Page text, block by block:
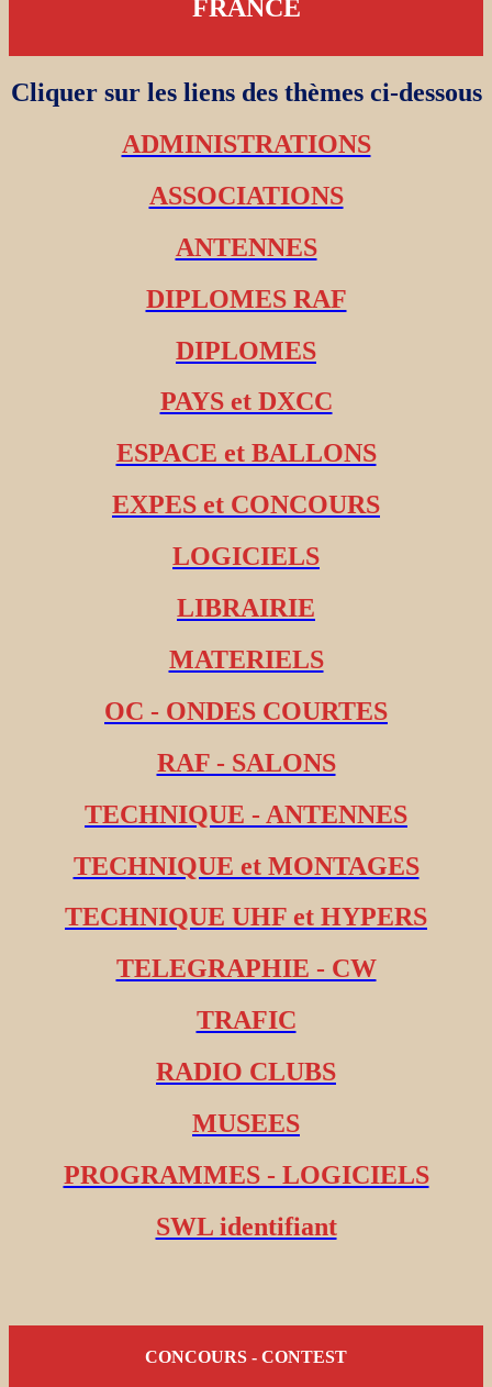
FRANCE
Cliquer sur les liens des thèmes ci-dessous
ADMINISTRATIONS
ASSOCIATIONS
ANTENNES
DIPLOMES RAF
DIPLOMES
PAYS et DXCC
ESPACE et BALLONS
EXPES et CONCOURS
LOGICIELS
LIBRAIRIE
MATERIELS
OC - ONDES COURTES
RAF - SALONS
TECHNIQUE - ANTENNES
TECHNIQUE et MONTAGES
TECHNIQUE UHF et HYPERS
TELEGRAPHIE - CW
TRAFIC
RADIO CLUBS
MUSEES
PROGRAMMES - LOGICIELS
SWL identifiant
CONCOURS - CONTEST